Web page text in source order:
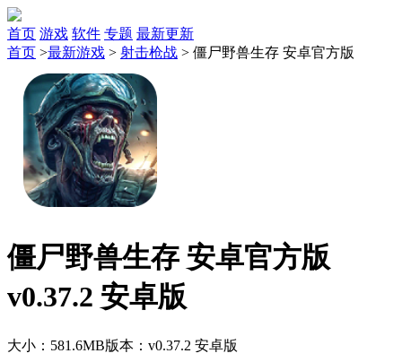
首页 游戏 软件 专题 最新更新
首页 >最新游戏 > 射击枪战 > 僵尸野兽生存 安卓官方版
僵尸野兽生存 安卓官方版
v0.37.2 安卓版
大小：581.6MB版本：v0.37.2 安卓版